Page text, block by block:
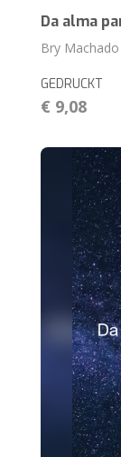
Da alma
Bry Machado
GEDRUCKT
€ 9,08